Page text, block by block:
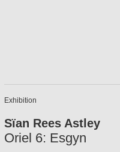
Exhibition
Sïan Rees Astley
Oriel 6: Esgyn